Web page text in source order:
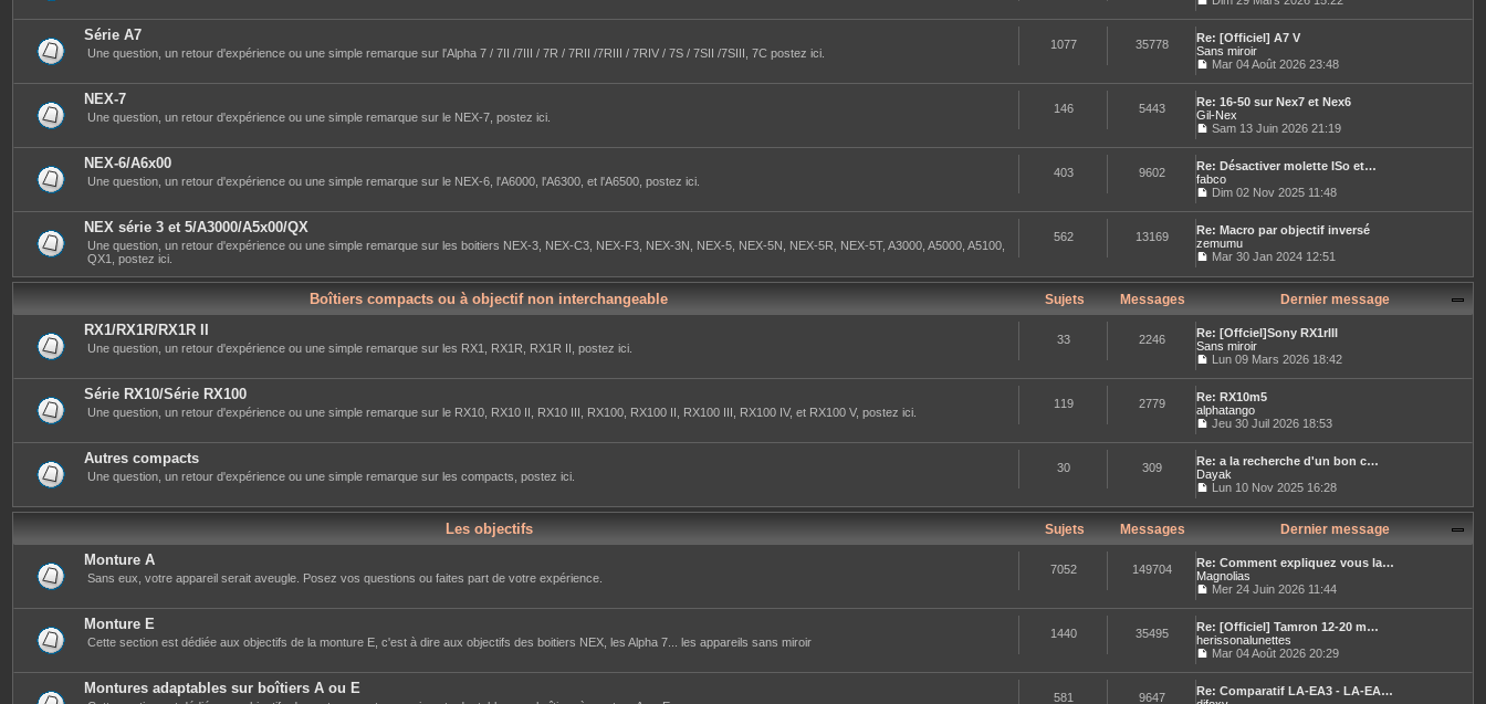
a
g
e
m
e
s
s
a
g
e
e
r
i
e
m
e
s
s
a
g
e
e
d
e
r
i
e
r
m
e
s
s
a
g
e
o
n
s
u
e
r
e
r
n
i
r
m
e
s
g
e
Série A7
Une question, un retour d'expérience ou une simple remarque sur l'Alpha 7 / 7II /7III / 7R / 7RII /7RIII / 7RIV / 7S / 7SII /7SIII, 7C postez ici.
1077 35778
Re: [Officiel] A7 V
Sans miroir
o
n
s
u
e
r
e
r
n
i
e
m
s
s
a
g
e
Mar 04 Août 2026 23:48
NEX-7
Une question, un retour d'expérience ou une simple remarque sur le NEX-7, postez ici.
146 5443
Re: 16-50 sur Nex7 et Nex6
Gil-Nex
o
n
s
u
e
r
d
i
e
m
s
s
a
g
e
Sam 13 Juin 2026 21:19
NEX-6/A6x00
Une question, un retour d'expérience ou une simple remarque sur le NEX-6, l'A6000, l'A6300, et l'A6500, postez ici.
403 9602
Re: Désactiver molette ISo et…
fabco
o
n
s
u
t
e
d
e
r
i
e
r
m
s
s
a
g
Dim 02 Nov 2025 11:48
NEX série 3 et 5/A3000/A5x00/QX
Une question, un retour d'expérience ou une simple remarque sur les boitiers NEX-3, NEX-C3, NEX-F3, NEX-3N, NEX-5, NEX-5N, NEX-5R, NEX-5T, A3000, A5000, A5100,
QX1, postez ici.
562 13169
Re: Macro par objectif inversé
zemumu
o
l
t
e
e
d
e
r
i
e
m
s
a
g
e
Mar 30 Jan 2024 12:51
Boîtiers compacts ou à objectif non interchangeable Sujets Messages Dernier message
RX1/RX1R/RX1R II
Une question, un retour d'expérience ou une simple remarque sur les RX1, RX1R, RX1R II, postez ici.
33 2246
Re: [Offciel]Sony RX1rIII
Sans miroir
o
n
s
u
e
r
d
r
i
e
m
e
s
s
a
g
e
Lun 09 Mars 2026 18:42
Série RX10/Série RX100
Une question, un retour d'expérience ou une simple remarque sur le RX10, RX10 II, RX10 III, RX100, RX100 II, RX100 III, RX100 IV, et RX100 V, postez ici.
119 2779
Re: RX10m5
alphatango
o
n
s
u
t
e
d
e
r
i
e
m
e
s
Jeu 30 Juil 2026 18:53
Autres compacts
Une question, un retour d'expérience ou une simple remarque sur les compacts, postez ici.
30 309
Re: a la recherche d'un bon c…
Dayak
o
l
t
e
e
d
e
r
i
Lun 10 Nov 2025 16:28
Les objectifs Sujets Messages Dernier message
Monture A
Sans eux, votre appareil serait aveugle. Posez vos questions ou faites part de votre expérience.
7052 149704
Re: Comment expliquez vous la…
Magnolias
o
n
s
u
e
Mer 24 Juin 2026 11:44
Monture E
Cette section est dédiée aux objectifs de la monture E, c'est à dire aux objectifs des boitiers NEX, les Alpha 7... les appareils sans miroir
1440 35495
Re: [Officiel] Tamron 12-20 m…
herissonalunettes
o
n
Mar 04 Août 2026 20:29
Montures adaptables sur boîtiers A ou E
581 9647
Re: Comparatif LA-EA3 - LA-EA…